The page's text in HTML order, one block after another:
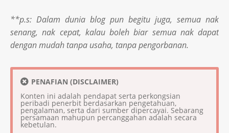
**p.s: Dalam dunia blog pun begitu juga, semua nak
senang, nak cepat, kalau boleh biar semua nak dapat
dengan mudah tanpa usaha, tanpa pengorbanan.
PENAFIAN (DISCLAIMER)
Konten ini adalah pendapat serta perkongsian
peribadi penerbit berdasarkan pengetahuan,
pengalaman, serta dari sumber dipercayai. Sebarang
persamaan mahupun percanggahan adalah secara
kebetulan.